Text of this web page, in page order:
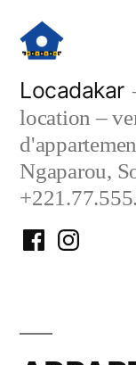
contenu
Locadakar
location –
Ngaparou,
FacebookInstagram